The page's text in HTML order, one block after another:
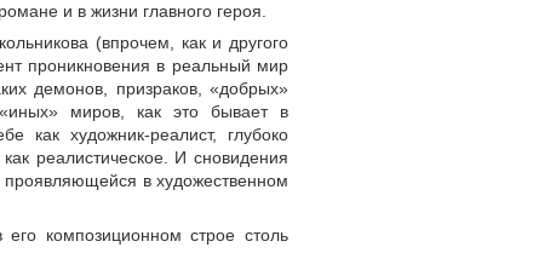
и в жизни главного героя.
(впрочем, как и другого
проникновения в реальный мир
демонов, призраков, «добрых»
миров, как это бывает в
как художник-реалист, глубоко
реалистическое. И сновидения
проявляющейся в художественном
композиционном строе столь